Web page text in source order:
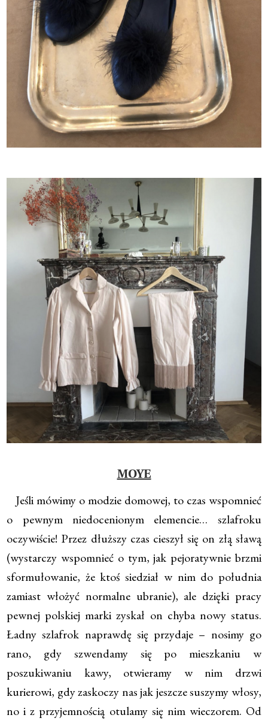
MOYE
Jeśli mówimy o modzie domowej, to czas wspomnieć
o pewnym niedocenionym elemencie… szlafroku
oczywiście! Przez dłuższy czas cieszył się on złą sławą
(wystarczy wspomnieć o tym, jak pejoratywnie brzmi
sformułowanie, że ktoś siedział w nim do południa
zamiast włożyć normalne ubranie), ale dzięki pracy
pewnej polskiej marki zyskał on chyba nowy status.
Ładny szlafrok naprawdę się przydaje – nosimy go
rano, gdy szwendamy się po mieszkaniu w
poszukiwaniu kawy, otwieramy w nim drzwi
kurierowi, gdy zaskoczy nas jak jeszcze suszymy włosy,
no i z przyjemnością otulamy się nim wieczorem. Od